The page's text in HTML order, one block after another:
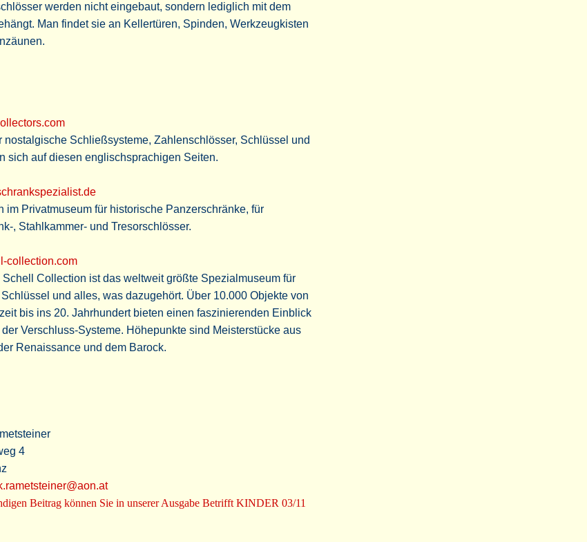
werden nicht eingebaut, sondern lediglich mit dem
Man findet sie an Kellertüren, Spinden, Werkzeugkisten
nostalgische Schließsysteme, Zahlenschlösser, Schlüssel und
sich auf diesen englischsprachigen Seiten.
im Privatmuseum für historische Panzerschränke, für
, Stahlkammer- und Tresorschlösser.
collection.com
Schell Collection ist das weltweit größte Spezialmuseum für
und alles, was dazugehört. Über 10.000 Objekte von
bis ins 20. Jahrhundert bieten einen faszinierenden Einblick
Verschluss-Systeme. Höhepunkte sind Meisterstücke aus
Renaissance und dem Barock.
4
Beitrag können Sie in unserer Ausgabe Betrifft KINDER 03/11